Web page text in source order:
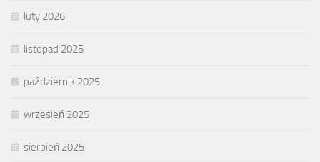
luty 2026
listopad 2025
październik 2025
wrzesień 2025
sierpień 2025